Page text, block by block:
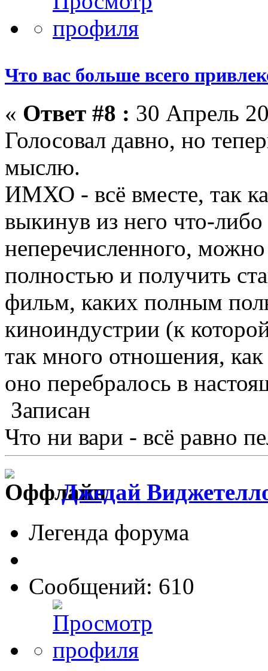
Что вас больше всего
« Ответ #8 : 30 Апрель
Голосовал давно, но
мыслю.
ИМХО - всё вместе, так
выкинув из него что-
неперечисленного,
полностью и получить
фильм, каких полным
киноиндустрии (к
так много отношения,
оно перебралось в
Записан
Что ни вари - всё равно
Джедай
Легенда форума
Сообщений: 610